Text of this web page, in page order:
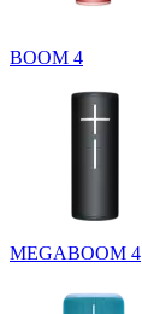
BOOM 4
MEGABOOM 4